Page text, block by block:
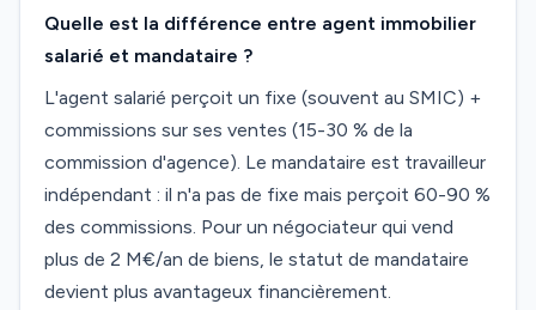
Quelle est la différence entre agent immobilier
salarié et mandataire ?
L'agent salarié perçoit un fixe (souvent au SMIC) +
commissions sur ses ventes (15-30 % de la
commission d'agence). Le mandataire est travailleur
indépendant : il n'a pas de fixe mais perçoit 60-90 %
des commissions. Pour un négociateur qui vend
plus de 2 M€/an de biens, le statut de mandataire
devient plus avantageux financièrement.